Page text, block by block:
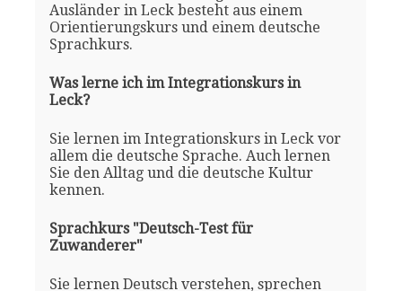
Ausländer in Leck besteht aus einem
Orientierungskurs und einem deutsche
Sprachkurs.
Was lerne ich im Integrationskurs in
Leck?
Sie lernen im Integrationskurs in Leck vor
allem die deutsche Sprache. Auch lernen
Sie den Alltag und die deutsche Kultur
kennen.
Sprachkurs "Deutsch-Test für
Zuwanderer"
Sie lernen Deutsch verstehen, sprechen